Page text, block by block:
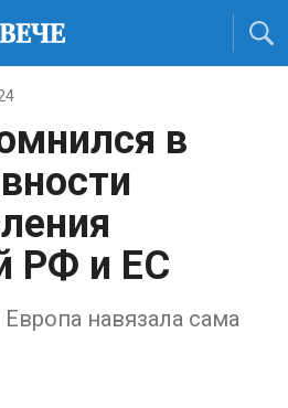
в
РФ и ЕС
навязала сама